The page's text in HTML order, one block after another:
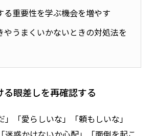
る重要性を学ぶ機会を増やす
やうまくいかないときの対処法を
る眼差しを再確認する
」「愛らしいな」「頼もしいな」